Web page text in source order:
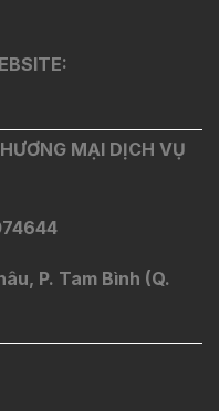
MẠI DỊCH VỤ
P. Tam Bình (Q.